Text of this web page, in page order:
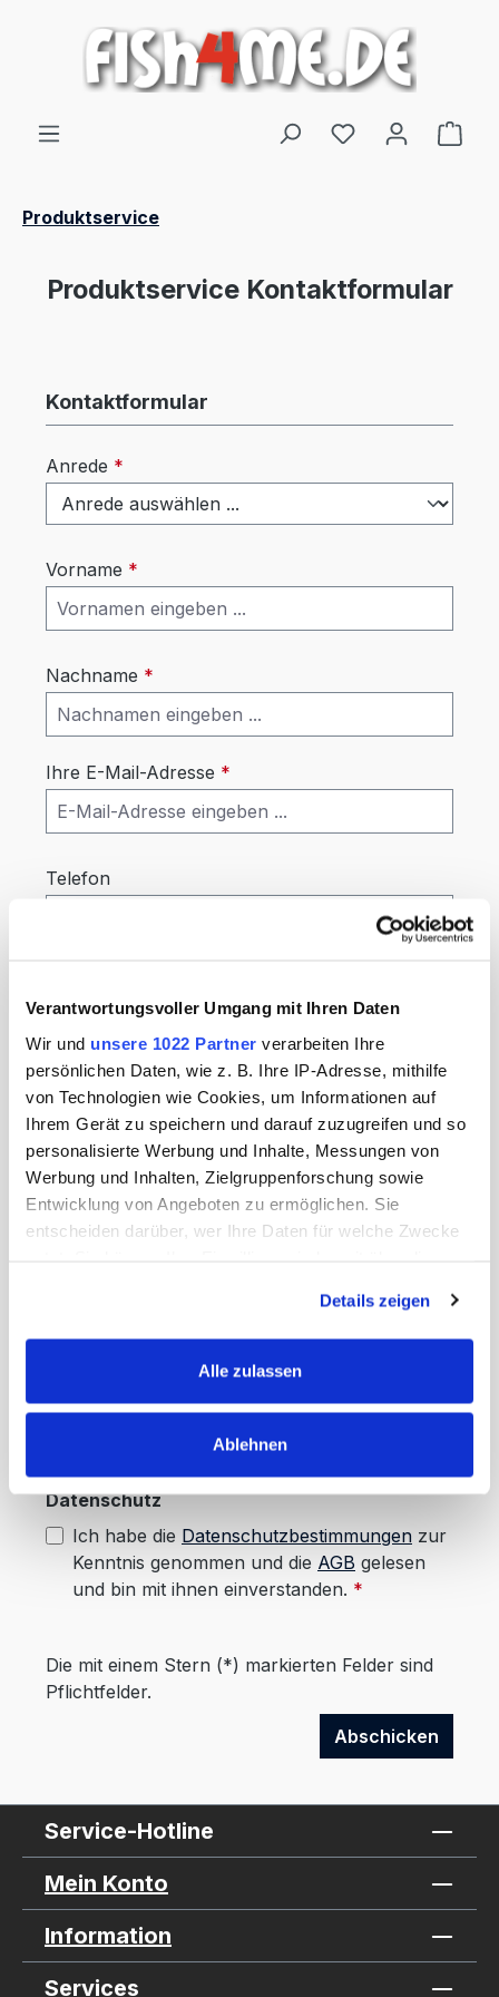
Verantwortungsvoller Umgang mit Ihren Daten
Wir und unsere 1022 Partner verarbeiten Ihre
persönlichen Daten, wie z. B. Ihre IP-Adresse, mithilfe
von Technologien wie Cookies, um Informationen auf
Ihrem Gerät zu speichern und darauf zuzugreifen und so
personalisierte Werbung und Inhalte, Messungen von
Werbung und Inhalten, Zielgruppenforschung sowie
Entwicklung von Angeboten zu ermöglichen. Sie
entscheiden darüber, wer Ihre Daten für welche Zwecke
Trigger Symbol ändern oder widerrufen
Wenn Sie es erlauben, würden wir auch gerne:
Ihr Gerät durch aktives Scannen nach
bestimmten Merkmalen (Fingerprinting) identifizieren
Erfahren Sie mehr darüber, wie Ihre persönlichen Daten
verarbeitet werden, und legen Sie Ihre Präferenzen im
Abschnitt Einzelheitenfest.
verbessern, Inhalte zu personalisieren und die
Nutzung zu analysieren. Weitere Informationen finden
Sie in unserer Datenschutzerklärung.
Details zeigen
Alle zulassen
Ablehnen
springen
Produktservice
Produktservice Kontaktformular
Kontaktformular
Anrede *
Vorname *
Nachname *
Ihre E-Mail-Adresse *
Telefon
Kommentar*
Um weiterzugehen, geben Sie die oben
abgebildeten Zeichen ein*
Datenschutz
Ich habe die Datenschutzbestimmungen zur
Kenntnis genommen und die AGB gelesen
und bin mit ihnen einverstanden. *
Die mit einem Stern (*) markierten Felder sind
Pflichtfelder.
Abschicken
Service-Hotline
Mein Konto
Information
Services